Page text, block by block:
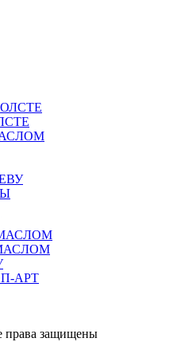
АРТ
права защищены